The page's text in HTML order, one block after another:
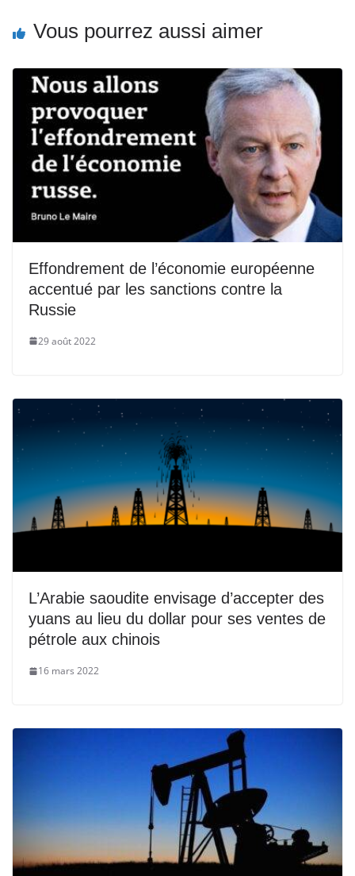
Vous pourrez aussi aimer
Effondrement de l’économie européenne
accentué par les sanctions contre la
Russie
29 août 2022
L’Arabie saoudite envisage d’accepter des
yuans au lieu du dollar pour ses ventes de
pétrole aux chinois
16 mars 2022